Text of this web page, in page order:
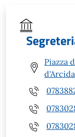
Piazza